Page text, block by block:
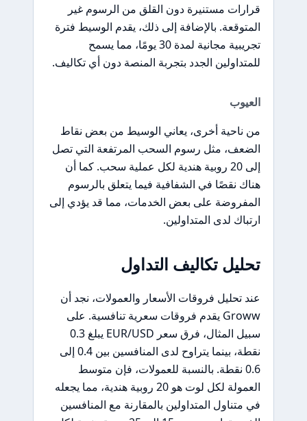
قرارات مستنيرة دون القلق من الرسوم غير
المتوقعة. بالإضافة إلى ذلك، يقدم الوسيط فترة
تجريبية مجانية لمدة 30 يومًا، مما يسمح
للمتداولين الجدد بتجربة المنصة دون أي تكاليف.
العيوب
من ناحية أخرى، يعاني الوسيط من بعض نقاط
الضعف، مثل رسوم السحب المرتفعة التي تصل
إلى 20 روبية هندية لكل عملية سحب. كما أن
هناك نقصًا في الشفافية فيما يتعلق بالرسوم
المفروضة على بعض الخدمات، مما قد يؤدي إلى
ارتباك لدى المتداولين.
تحليل تكاليف التداول
عند تحليل فروقات الأسعار والعمولات، نجد أن
Groww يقدم فروقات سعرية تنافسية. على
سبيل المثال، فرق سعر EUR/USD يبلغ 0.3
نقطة، بينما يتراوح لدى المنافسين بين 0.4 إلى
0.6 نقطة. بالنسبة للعمولات، فإن متوسط
العمولة لكل لوت هو 20 روبية هندية، مما يجعله
في متناول المتداولين بالمقارنة مع المنافسين